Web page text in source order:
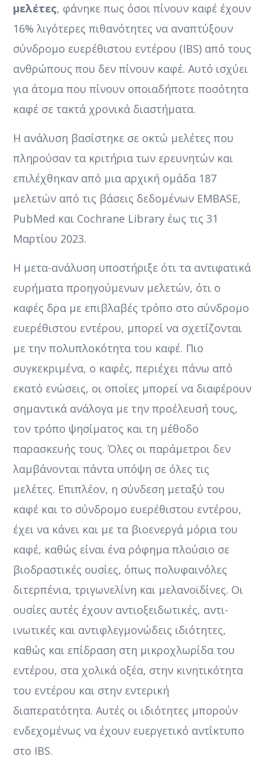
μελέτες, φάνηκε πως όσοι πίνουν καφέ έχουν
16% λιγότερες πιθανότητες να αναπτύξουν
σύνδρομο ευερέθιστου εντέρου (IBS) από τους
ανθρώπους που δεν πίνουν καφέ. Αυτό ισχύει
για άτομα που πίνουν οποιαδήποτε ποσότητα
καφέ σε τακτά χρονικά διαστήματα.
Η ανάλυση βασίστηκε σε οκτώ μελέτες που
πληρούσαν τα κριτήρια των ερευνητών και
επιλέχθηκαν από μια αρχική ομάδα 187
μελετών από τις βάσεις δεδομένων EMBASE,
PubMed και Cochrane Library έως τις 31
Μαρτίου 2023.
Η μετα-ανάλυση υποστήριξε ότι τα αντιφατικά
ευρήματα προηγούμενων μελετών, ότι ο
καφές δρα με επιβλαβές τρόπο στο σύνδρομο
ευερέθιστου εντέρου, μπορεί να σχετίζονται
με την πολυπλοκότητα του καφέ. Πιο
συγκεκριμένα, ο καφές, περιέχει πάνω από
εκατό ενώσεις, οι οποίες μπορεί να διαφέρουν
σημαντικά ανάλογα με την προέλευσή τους,
τον τρόπο ψησίματος και τη μέθοδο
παρασκευής τους. Όλες οι παράμετροι δεν
λαμβάνονται πάντα υπόψη σε όλες τις
μελέτες. Επιπλέον, η σύνδεση μεταξύ του
καφέ και το σύνδρομο ευερέθιστου εντέρου,
έχει να κάνει και με τα βιοενεργά μόρια του
καφέ, καθώς είναι ένα ρόφημα πλούσιο σε
βιοδραστικές ουσίες, όπως πολυφαινόλες
διτερπένια, τριγωνελίνη και μελανοϊδίνες. Οι
ουσίες αυτές έχουν αντιοξειδωτικές, αντι-
ινωτικές και αντιφλεγμονώδεις ιδιότητες,
καθώς και επίδραση στη μικροχλωρίδα του
εντέρου, στα χολικά οξέα, στην κινητικότητα
του εντέρου και στην εντερική
διαπερατότητα. Αυτές οι ιδιότητες μπορούν
ενδεχομένως να έχουν ευεργετικό αντίκτυπο
στο IBS.